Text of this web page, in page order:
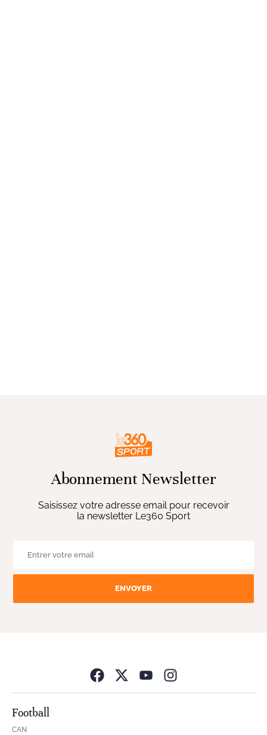
Abonnement Newsletter
Saisissez votre adresse email pour recevoir
la newsletter Le360 Sport
ENVOYER
Football
CAN